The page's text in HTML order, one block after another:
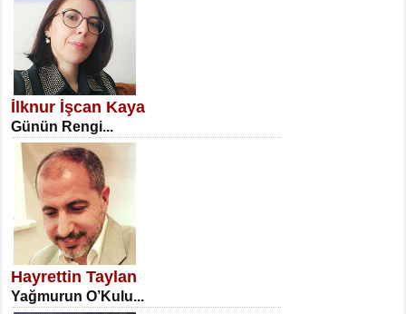
SATILMIŞ ÜMİT ÇETİNKAYA
Erkenlik...
NECLA DİLEK ARSLAN
Öğretmenler Günü Mahkemesi...
İlknur İşcan Kaya
Günün Rengi...
Hayrettin Taylan
Yağmurun O’Kulu...